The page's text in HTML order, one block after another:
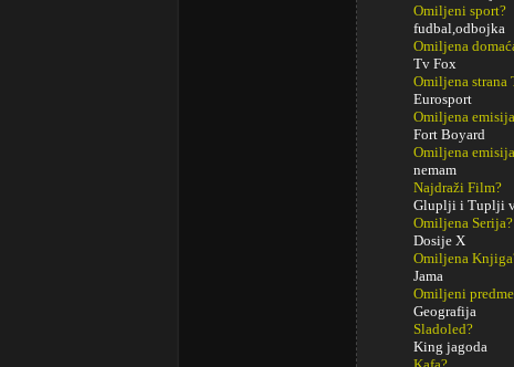
Omiljeni sport?
fudbal,odbojka
Omiljena
Tv Fox
Omiljena strana
Eurosport
Omiljena
Fort Boyard
Omiljena
nemam
Najdraži Film?
Gluplji i Tuplji
Omiljena Serija?
Dosije X
Omiljena
Jama
Omiljeni
Geografija
Sladoled?
King jagoda